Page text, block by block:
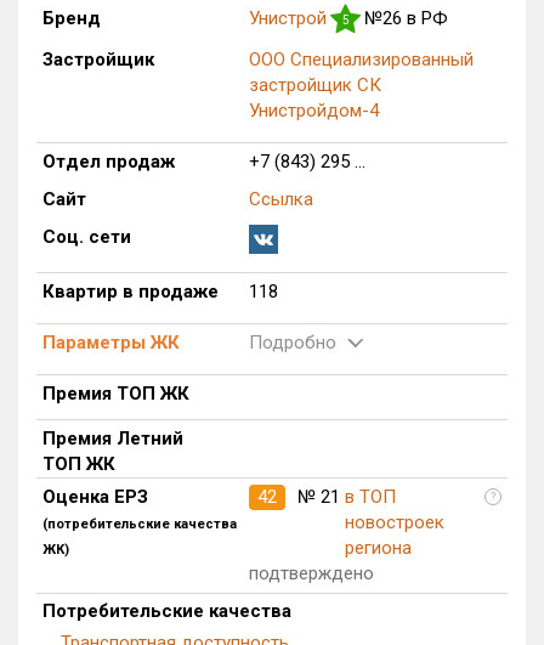
Многоквартирных домов
Блокированных домов
Домов с апартаментами
Блокированных домов
Квартир, апартаментов,
блоков в БД
Бренд
Унистрой 5
№26 в РФ
Застройщик
ООО Специализированный
застройщик СК
Унистройдом-4
Отдел продаж
+7 (843) 295 ...
Сайт
Ссылка
Соц. сети
Квартир в продаже 118
Параметры ЖК Подробно
Премия ТОП ЖК
Премия Летний
ТОП ЖК
Оценка ЕРЗ
(потребительские качества
ЖК)
42 № 21 в ТОП
новостроек
региона
?
подтверждено
Потребительские качества